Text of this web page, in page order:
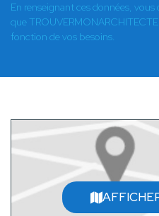
En renseignant ces données,
que
fonction de vos besoins.